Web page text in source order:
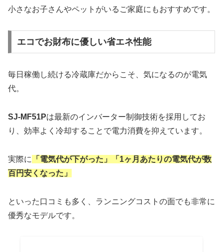
小さなお子さんやペットがいるご家庭にもおすすめです。
エコでお財布に優しい省エネ性能
毎日稼働し続ける冷蔵庫だからこそ、気になるのが電気
代。
SJ-MF51Pは最新のインバーター制御技術を採用してお
り、効率よく冷却することで電力消費を抑えています。
実際に
「電気代が下がった」「1ヶ月あたりの電気代が数
百円安くなった」
といった口コミも多く、ランニングコストの面でも非常に
優秀なモデルです。